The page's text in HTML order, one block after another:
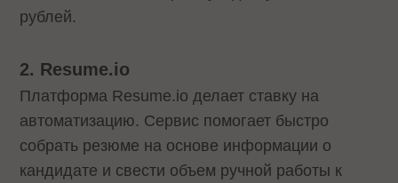
рублей.
2. Resume.io
Платформа Resume.io делает ставку на
автоматизацию. Сервис помогает быстро
собрать резюме на основе информации о
кандидате и свести объем ручной работы к